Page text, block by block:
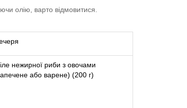
олію, варто відмовитися.
нежирної риби з овочами
або варене) (200 г)